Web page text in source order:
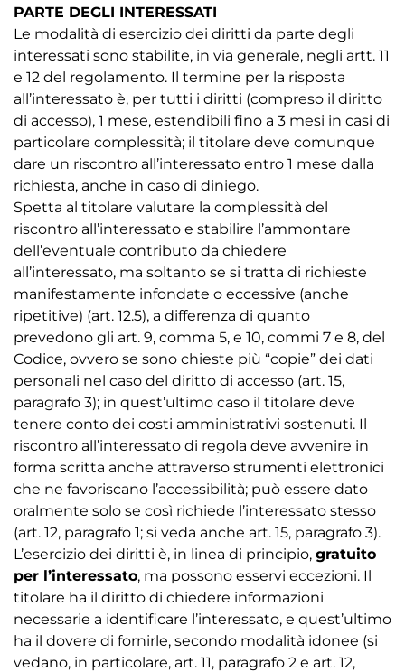
PARTE DEGLI INTERESSATI
Le modalità di esercizio dei diritti da parte degli
interessati sono stabilite, in via generale, negli artt. 11
e 12 del regolamento. Il termine per la risposta
all’interessato è, per tutti i diritti (compreso il diritto
di accesso), 1 mese, estendibili fino a 3 mesi in casi di
particolare complessità; il titolare deve comunque
dare un riscontro all’interessato entro 1 mese dalla
richiesta, anche in caso di diniego.
Spetta al titolare valutare la complessità del
riscontro all’interessato e stabilire l’ammontare
dell’eventuale contributo da chiedere
all’interessato, ma soltanto se si tratta di richieste
manifestamente infondate o eccessive (anche
ripetitive) (art. 12.5), a differenza di quanto
prevedono gli art. 9, comma 5, e 10, commi 7 e 8, del
Codice, ovvero se sono chieste più “copie” dei dati
personali nel caso del diritto di accesso (art. 15,
paragrafo 3); in quest’ultimo caso il titolare deve
tenere conto dei costi amministrativi sostenuti. Il
riscontro all’interessato di regola deve avvenire in
forma scritta anche attraverso strumenti elettronici
che ne favoriscano l’accessibilità; può essere dato
oralmente solo se così richiede l’interessato stesso
(art. 12, paragrafo 1; si veda anche art. 15, paragrafo 3).
L’esercizio dei diritti è, in linea di principio, gratuito
per l’interessato, ma possono esservi eccezioni. Il
titolare ha il diritto di chiedere informazioni
necessarie a identificare l’interessato, e quest’ultimo
ha il dovere di fornirle, secondo modalità idonee (si
vedano, in particolare, art. 11, paragrafo 2 e art. 12,